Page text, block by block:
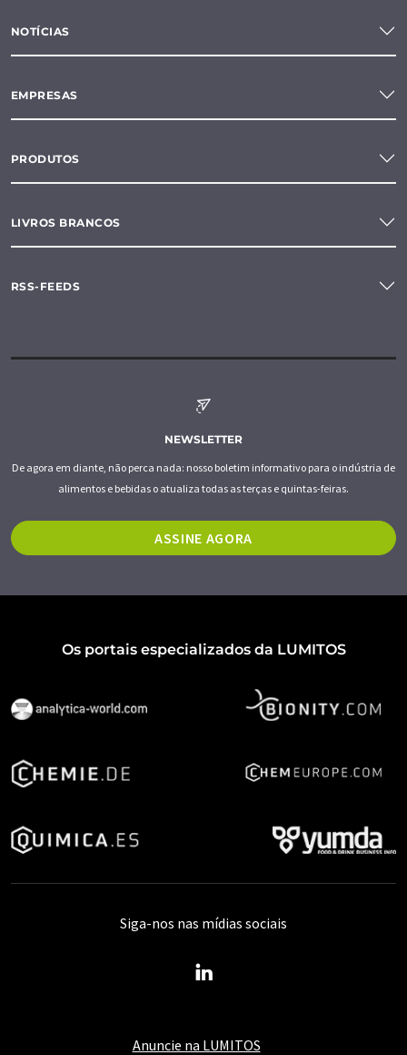
NOTÍCIAS
EMPRESAS
PRODUTOS
LIVROS BRANCOS
RSS-FEEDS
NEWSLETTER
De agora em diante, não perca nada: nosso boletim informativo para o indústria de
alimentos e bebidas o atualiza todas as terças e quintas-feiras.
ASSINE AGORA
Os portais especializados da LUMITOS
Anuncie na LUMITOS
Siga-nos nas mídias sociais